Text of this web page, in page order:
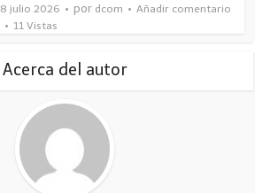
8 julio 2026 por dcom
Añadir comentario
11 Vistas
Acerca del autor